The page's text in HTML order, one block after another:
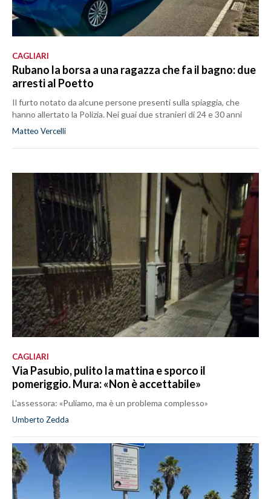
CAGLIARI
Rubano la borsa a una ragazza che fa il bagno: due
arresti al Poetto
Il furto notato da alcune persone presenti sulla spiaggia, che
hanno allertato la Polizia. Nei guai due stranieri di 24 e 30 anni
Matteo Vercelli
CAGLIARI
Via Pasubio, pulito la mattina e sporco il
pomeriggio. Mura: «Non è accettabile»
L'assessora: «Puliamo, ma è un problema complesso»
Umberto Zedda